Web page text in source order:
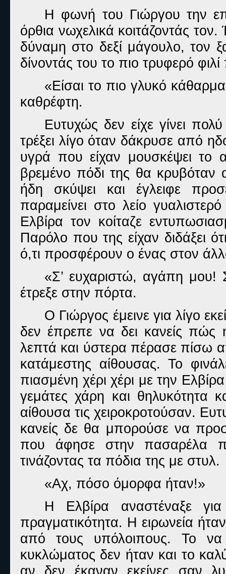
Η φωνή του Γιώργου την
όρθια νωχελικά κοιτάζοντάς
δύναμη στο δεξί μάγουλο, τον
δίνοντάς του το πιο τρυφερό
«Είσαι το πιο γλυκό
καθρέφτη.
Ευτυχώς δεν είχε γίνει
τρέξει λίγο όταν δάκρυσε από
υγρά που είχαν μουσκέψει το
βρεμένο πόδι της θα κρυβόταν
ήδη σκύψει και έγλειφε
παραμείνει στο λείο
Ελβίρα τον κοίταζε
Παρόλο που της είχαν διδάξει
ό,τι προσφέρουν ο ένας στον
«Σ’ ευχαριστώ, αγάπη μου!
έτρεξε στην πόρτα.
Ο Γιώργος έμεινε για λίγο
δεν έπρεπε να δει κανείς πώς
λεπτά και ύστερα πέρασε πίσω
κατάμεστης αίθουσας. Το
πιασμένη χέρι χέρι με την
γεμάτες χάρη και θηλυκότητα
αίθουσα τις χειροκροτούσαν.
κανείς δε θα μπορούσε να
που άφησε στην πασαρέλα
τινάζοντας τα πόδια της με στυλ.
«Αχ, πόσο όμορφα ήταν!»
Η Ελβίρα αναστέναξε
πραγματικότητα. Η ειρωνεία
από τους υπόλοιπους. Το να
κυκλώματος δεν ήταν και το
αν δεν έκαναν εκείνες σαν